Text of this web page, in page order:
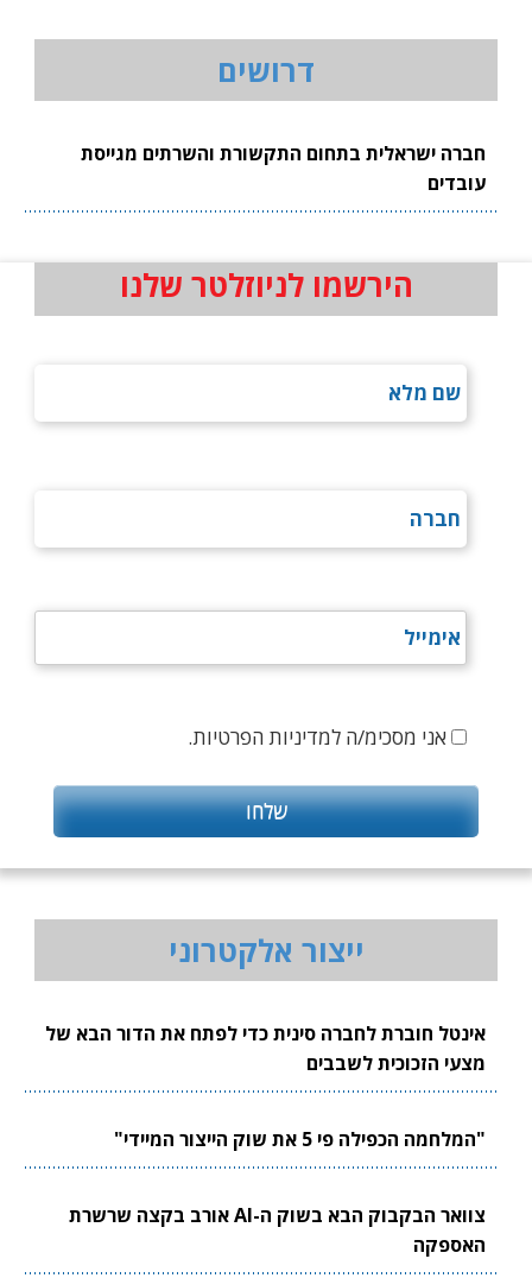
דרושים
חברה ישראלית בתחום התקשורת והשרתים מגייסת
עובדים
הירשמו לניוזלטר שלנו
אני מסכימ/ה למדיניות הפרטיות.
ייצור אלקטרוני
אינטל חוברת לחברה סינית כדי לפתח את הדור הבא של
מצעי הזכוכית לשבבים
"המלחמה הכפילה פי 5 את שוק הייצור המיידי"
צוואר הבקבוק הבא בשוק ה-AI אורב בקצה שרשרת
האספקה